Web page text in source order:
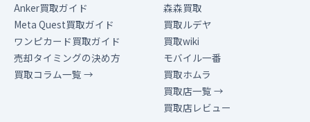
Anker買取ガイド
Meta Quest買取ガイド
ワンピカード買取ガイド
売却タイミングの決め方
買取コラム一覧 →
森森買取
買取ルデヤ
買取wiki
モバイル一番
買取ホムラ
買取店一覧 →
買取店レビュー